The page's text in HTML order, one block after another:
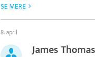
SE MERE
8. april
James